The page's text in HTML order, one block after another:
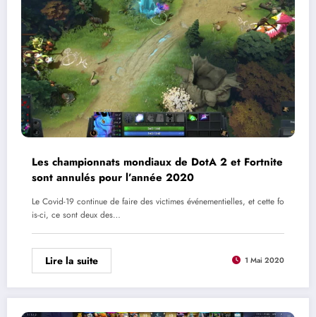
Les championnats mondiaux de DotA 2 et Fortnite
sont annulés pour l’année 2020
Le Covid-19 continue de faire des victimes événementielles, et cette fo
is-ci, ce sont deux des…
Lire la suite 1 Mai 2020